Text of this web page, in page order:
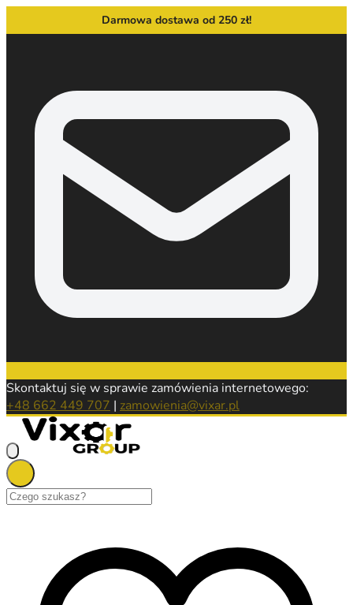
Darmowa dostawa od 250 zł!
Skontaktuj się w sprawie zamówienia internetowego:
+48 662 449 707 | zamowienia@vixar.pl